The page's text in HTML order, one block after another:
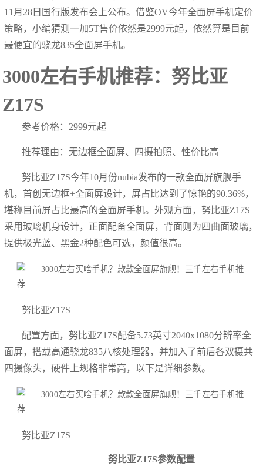
11月28日国行版发布会上公布。借鉴OV今年全面屏手机定价
策略，小编猜测一加5T售价依然是2999元起，依然算是目前
最便宜的骁龙835全面屏手机。
3000左右手机推荐：努比亚
Z17S
参考价格：2999元起
推荐理由：无边框全面屏、四摄拍照、性价比高
努比亚Z17S今年10月份nubia发布的一款全面屏旗舰手
机，首创无边框+全面屏设计，屏占比达到了惊艳的90.36%，
堪称目前屏占比最高的全面屏手机。外观方面，努比亚Z17S
采用玻璃机身设计，正面配备全面屏，背面则为四曲面玻璃，
提供极光蓝、黑金2种配色可选，颜值很高。
努比亚Z17S
配置方面，努比亚Z17S配备5.73英寸2040x1080分辨率全
面屏，搭载高通骁龙835八核处理器，并加入了前后各双摄共
四摄像头，硬件上规格非常高，以下是详细参数。
努比亚Z17S
努比亚Z17S参数配置